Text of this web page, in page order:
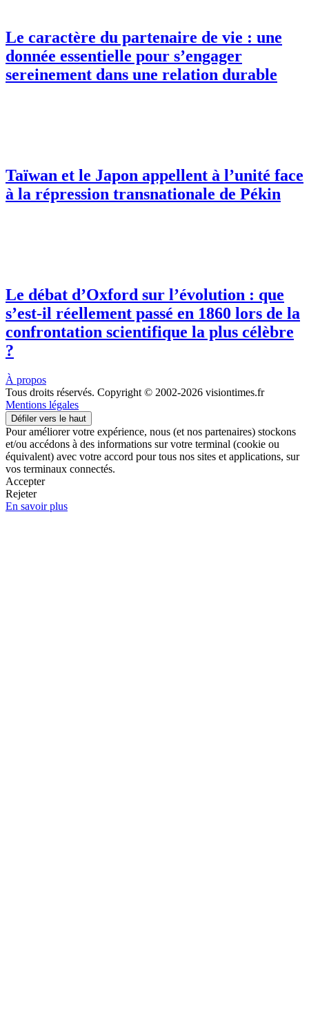
Le caractère du partenaire de vie : une
donnée essentielle pour s’engager
sereinement dans une relation durable
Taïwan et le Japon appellent à l’unité face
à la répression transnationale de Pékin
Le débat d’Oxford sur l’évolution : que
s’est-il réellement passé en 1860 lors de la
confrontation scientifique la plus célèbre
?
À propos
Tous droits réservés. Copyright © 2002-2026 visiontimes.fr
Mentions légales
Défiler vers le haut
Pour améliorer votre expérience, nous (et nos partenaires) stockons
et/ou accédons à des informations sur votre terminal (cookie ou
équivalent) avec votre accord pour tous nos sites et applications, sur
vos terminaux connectés.
Accepter
Rejeter
En savoir plus